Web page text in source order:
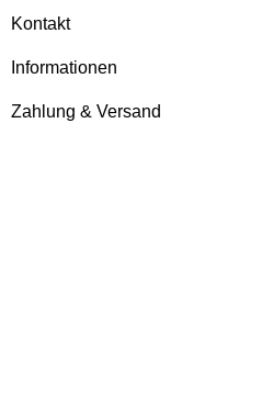
Kontakt
Informationen
Zahlung & Versand